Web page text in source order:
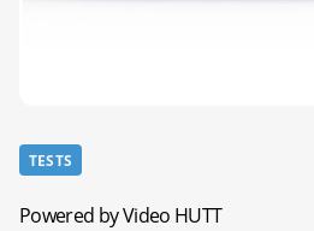
TESTS
Powered by Video HUTT